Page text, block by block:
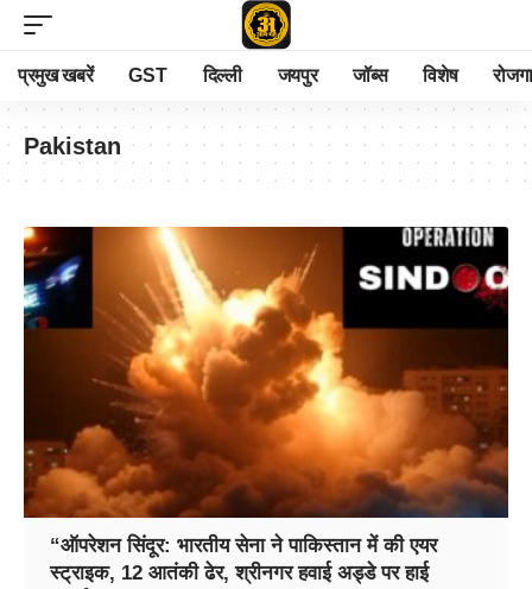
प्रमुख खबरें GST दिल्ली जयपुर जॉब्स विशेष
Pakistan
“ऑपरेशन सिंदूर: भारतीय सेना ने पाकिस्तान में की एयर
स्ट्राइक, 12 आतंकी ढेर, श्रीनगर हवाई अड्डे पर हाई